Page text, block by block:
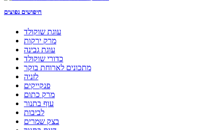
חיפושים נפוצים
עוגת שוקולד
מרק ירקות
עוגת גבינה
כדורי שוקולד
מתכונים לארוחת בוקר
לזניה
פנקייקים
מרק כתום
עוף בתנור
לביבות
בצק שמרים